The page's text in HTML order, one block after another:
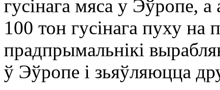
гусінага мяса у Эўропе,
100 тон гусінага пуху на
прадпрымальнікі
ў Эўропе і зьяўляюцца